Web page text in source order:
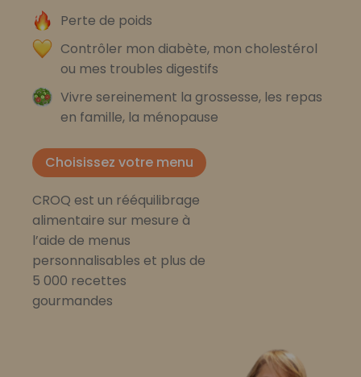
Perte de poids
Contrôler mon diabète, mon cholestérol
ou mes troubles digestifs
Vivre sereinement la grossesse, les repas
en famille, la ménopause
Choisissez votre menu
CROQ est un rééquilibrage
alimentaire sur mesure à
l’aide de menus
personnalisables et plus de
5 000 recettes
gourmandes